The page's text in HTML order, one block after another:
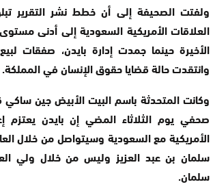
ولفتت الصحيفة إلى أن خطط نشر التقرير
العلاقات الأمريكية السعودية إلى أدنى
الأخيرة حينما جمدت إدارة بايدن، صفقات
وانتقدت حالة قضايا حقوق الإنسان في المملكة.
وكانت المتحدثة باسم البيت الأبيض جين
صحفي يوم الثلاثاء المضي إن بايدن يعتزم
الأمريكية مع السعودية وسيتواصل من خلال
سلمان بن عبد العزيز وليس من خلال ولي
سلمان.